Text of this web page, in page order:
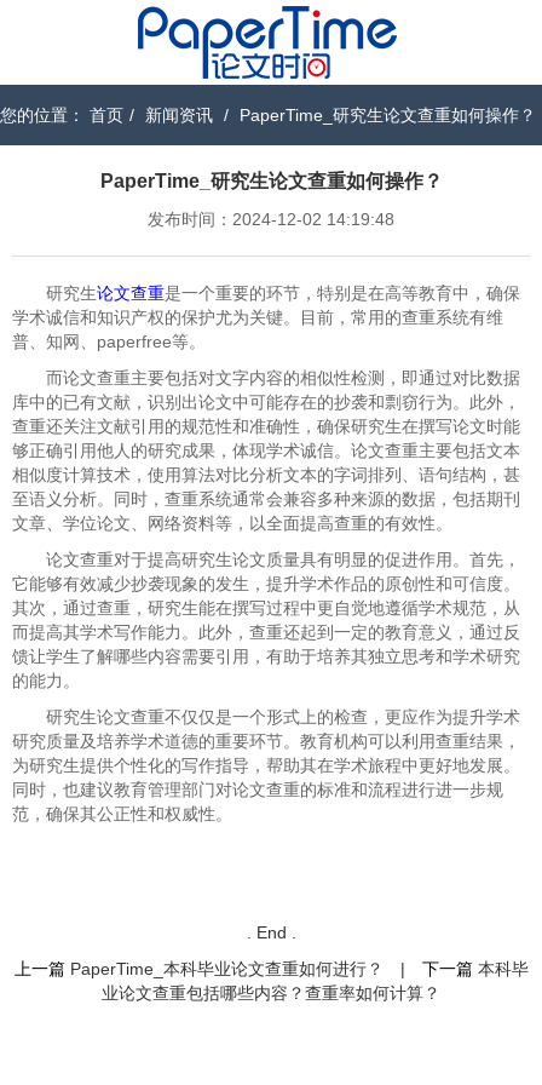
您的位置： 首页 / 新闻资讯 / PaperTime_研究生论文查重如何操作？
PaperTime_研究生论文查重如何操作？
发布时间：2024-12-02 14:19:48
研究生论文查重是一个重要的环节，特别是在高等教育中，确保
学术诚信和知识产权的保护尤为关键。目前，常用的查重系统有维
普、知网、paperfree等。
而论文查重主要包括对文字内容的相似性检测，即通过对比数据
库中的已有文献，识别出论文中可能存在的抄袭和剽窃行为。此外，
查重还关注文献引用的规范性和准确性，确保研究生在撰写论文时能
够正确引用他人的研究成果，体现学术诚信。论文查重主要包括文本
相似度计算技术，使用算法对比分析文本的字词排列、语句结构，甚
至语义分析。同时，查重系统通常会兼容多种来源的数据，包括期刊
文章、学位论文、网络资料等，以全面提高查重的有效性。
论文查重对于提高研究生论文质量具有明显的促进作用。首先，
它能够有效减少抄袭现象的发生，提升学术作品的原创性和可信度。
其次，通过查重，研究生能在撰写过程中更自觉地遵循学术规范，从
而提高其学术写作能力。此外，查重还起到一定的教育意义，通过反
馈让学生了解哪些内容需要引用，有助于培养其独立思考和学术研究
的能力。
研究生论文查重不仅仅是一个形式上的检查，更应作为提升学术
研究质量及培养学术道德的重要环节。教育机构可以利用查重结果，
为研究生提供个性化的写作指导，帮助其在学术旅程中更好地发展。
同时，也建议教育管理部门对论文查重的标准和流程进行进一步规
范，确保其公正性和权威性。
. End .
上一篇 PaperTime_本科毕业论文查重如何进行？ | 下一篇 本科毕
业论文查重包括哪些内容？查重率如何计算？